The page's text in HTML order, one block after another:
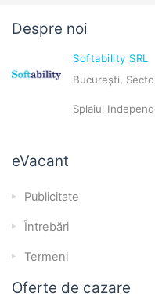
Despre noi
Softability SRL
București,
Splaiul
eVacant
Publicitate
Întrebări
Termeni
Oferte de cazare